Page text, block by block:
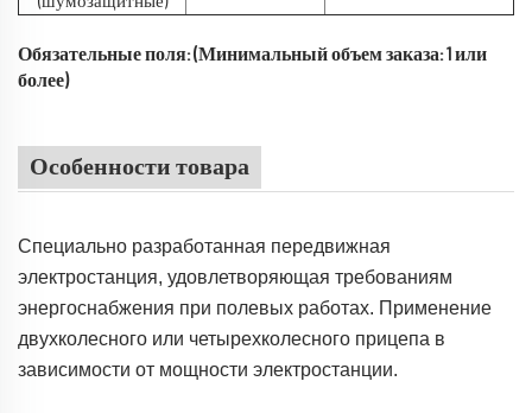
Обязательные поля: (Минимальный объем заказа: 1 или
более)
Особенности товара
Специально разработанная передвижная
электростанция, удовлетворяющая требованиям
энергоснабжения при полевых работах. Применение
двухколесного или четырехколесного прицепа в
зависимости от мощности электростанции.